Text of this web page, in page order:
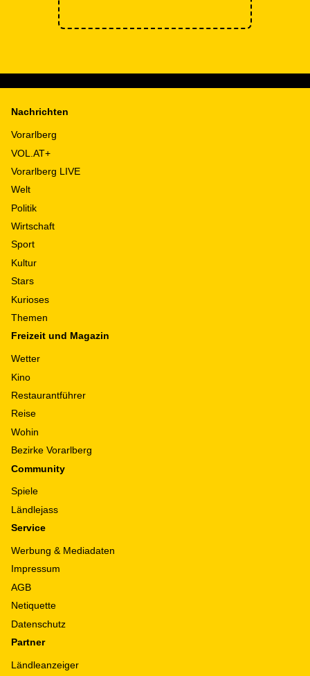
Nachrichten
Vorarlberg
VOL.AT+
Vorarlberg LIVE
Welt
Politik
Wirtschaft
Sport
Kultur
Stars
Kurioses
Themen
Freizeit und Magazin
Wetter
Kino
Restaurantführer
Reise
Wohin
Bezirke Vorarlberg
Community
Spiele
Ländlejass
Service
Werbung & Mediadaten
Impressum
AGB
Netiquette
Datenschutz
Partner
Ländleanzeiger